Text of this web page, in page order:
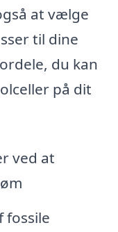
at vælge
til dine
du kan
på dit
ved at
fossile